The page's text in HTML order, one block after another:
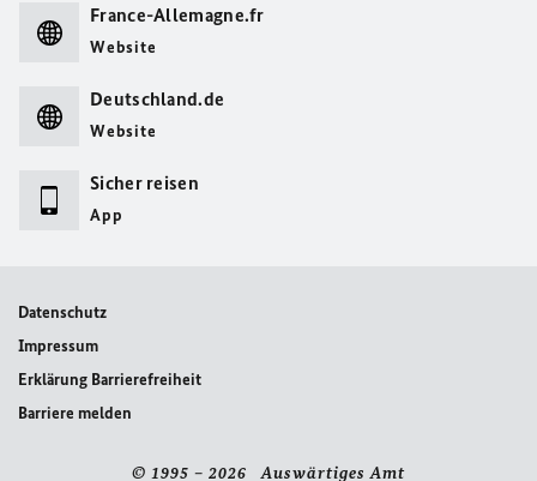
France-Allemagne.fr
Website
Deutschland.de
Website
Sicher reisen
App
Datenschutz
Impressum
Erklärung Barrierefreiheit
Barriere melden
© 1995 – 2026 Auswärtiges Amt